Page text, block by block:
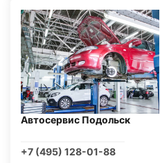
Автосервис Подольск
+7 (495) 128-01-88